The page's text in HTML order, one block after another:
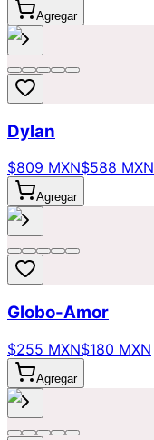
Agregar
Dylan
$809 MXN$588 MXN
Agregar
Globo-Amor
$255 MXN$180 MXN
Agregar